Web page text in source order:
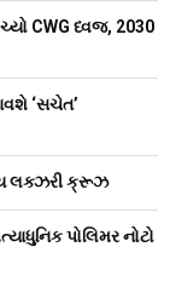
C
CWG ધ્વજ, 2030
‘સચેત’
લક્ઝરી ક્રૂઝ
પોલિમર નોટો